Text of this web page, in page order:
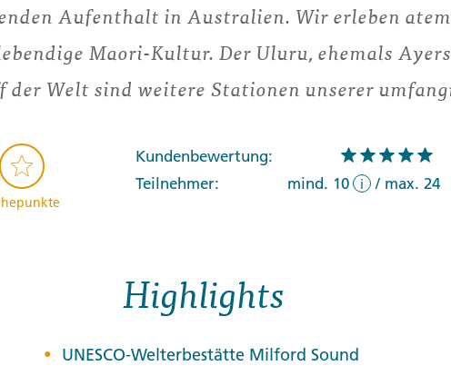
Aufenthalt in Australien. Wir erleben
Maori-Kultur. Der Uluru, ehemals
der Welt sind weitere Stationen unserer
Kundenbewertung:
Teilnehmer:
mind. 10 i / max. 24
Highlights
UNESCO-Welterbestätte Milford Sound